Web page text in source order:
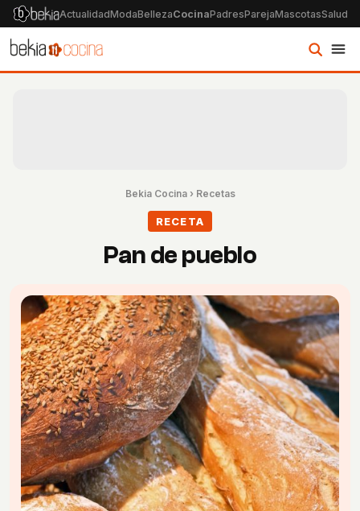
ActualidadModaBellezaCocinaPadresParejaMascotasSalud
Bekia Cocina› Recetas
RECETA
Pan de pueblo